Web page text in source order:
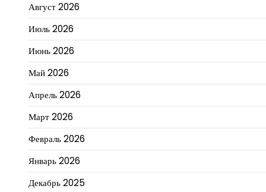
Август 2026
Июль 2026
Июнь 2026
Май 2026
Апрель 2026
Март 2026
Февраль 2026
Январь 2026
Декабрь 2025